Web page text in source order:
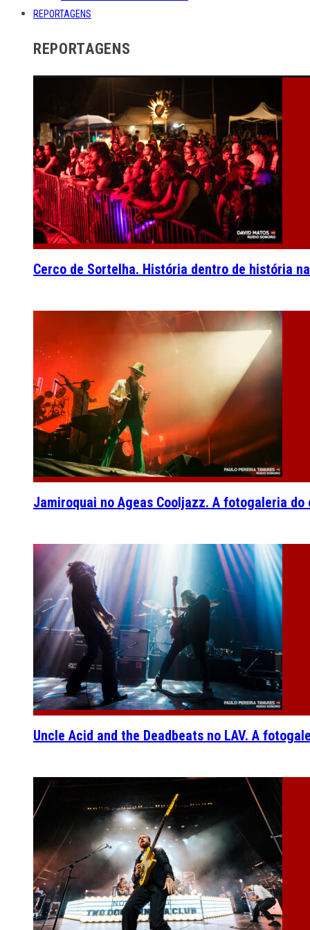
REPORTAGENS
REPORTAGENS
Cerco de Sortelha. História dentro de história
Jamiroquai no Ageas Cooljazz. A fotogaleria do
Uncle Acid and the Deadbeats no LAV. A